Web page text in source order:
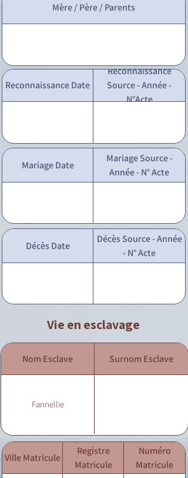
Mère / Père / Parents
Reconnaissance Date
Reconnaissance
Source - Année -
N°Acte
Mariage Date
Mariage Source -
Année - N° Acte
Décès Date
Décès Source - Année
- N° Acte
Vie en esclavage
Nom Esclave Surnom Esclave
Fannellie
Ville Matricule
Registre
Matricule
Numéro
Matricule